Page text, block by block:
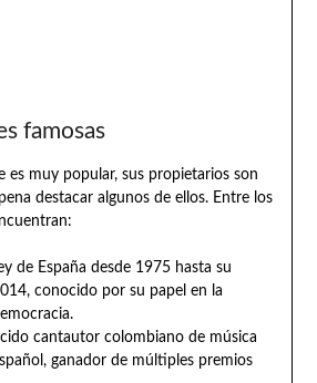
famosas
es muy popular, sus propietarios son
destacar algunos de ellos. Entre los
de España desde 1975 hasta su
conocido por su papel en la
cantautor colombiano de música
ganador de múltiples premios